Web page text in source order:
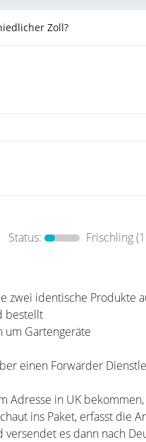
Zoll?
Status:
Frischling
zwei identische Produkte
bestellt
um Gartengeräte
einen Forwarder
Adresse in UK
ins Paket, erfasst die
versendet es dann nach